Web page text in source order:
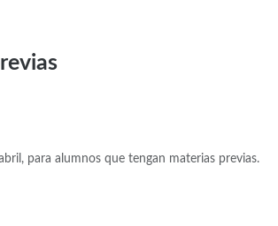
para alumnos que tengan materias previas.